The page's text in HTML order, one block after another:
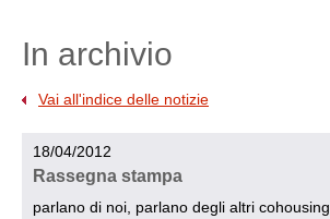
In archivio
Vai all'indice delle notizie
18/04/2012
Rassegna stampa
parlano di noi, parlano degli altri cohousing